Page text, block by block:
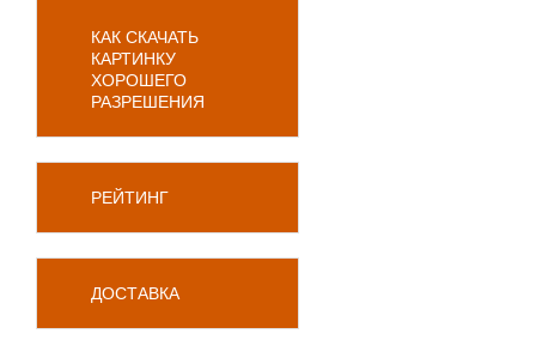
КАК СКАЧАТЬ
КАРТИНКУ
ХОРОШЕГО
РАЗРЕШЕНИЯ
РЕЙТИНГ
ДОСТАВКА